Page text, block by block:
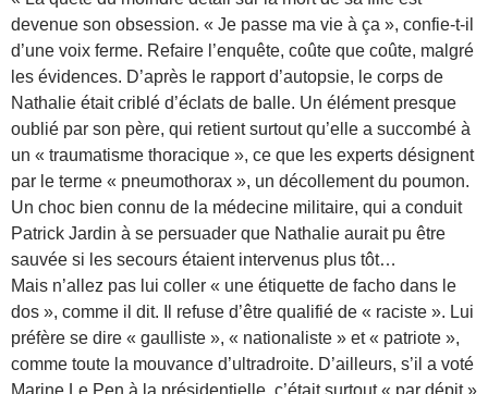
devenue son obsession. « Je passe ma vie à ça », confie-t-il
d’une voix ferme. Refaire l’enquête, coûte que coûte, malgré
les évidences. D’après le rapport d’autopsie, le corps de
Nathalie était criblé d’éclats de balle. Un élément presque
oublié par son père, qui retient surtout qu’elle a succombé à
un « traumatisme thoracique », ce que les experts désignent
par le terme « pneumothorax », un décollement du poumon.
Un choc bien connu de la médecine militaire, qui a conduit
Patrick Jardin à se persuader que Nathalie aurait pu être
sauvée si les secours étaient intervenus plus tôt…
Mais n’allez pas lui coller « une étiquette de facho dans le
dos », comme il dit. Il refuse d’être qualifié de « raciste ». Lui
préfère se dire « gaulliste », « nationaliste » et « patriote »,
comme toute la mouvance d’ultradroite. D’ailleurs, s’il a voté